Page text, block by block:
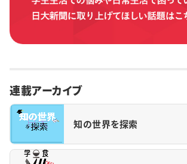
連載アーカイブ
知の世界を探索